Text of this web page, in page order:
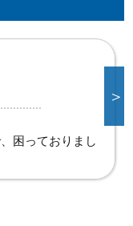
。また何かあれ
＞